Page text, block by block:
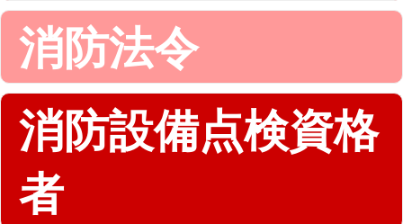
消防法令
消防設備点検資格
者